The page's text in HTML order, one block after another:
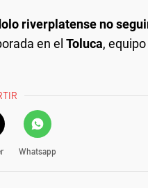
riverplatense no
en el Toluca,
Whatsapp